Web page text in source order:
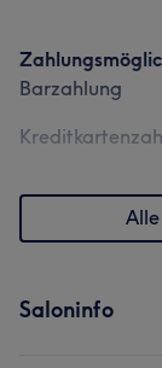
Barzahlung
Saloninfo